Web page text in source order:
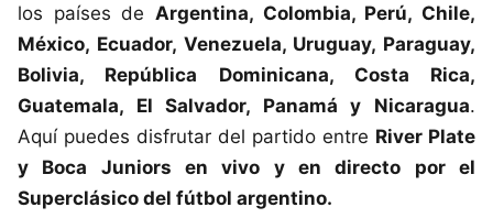
los países de Argentina, Colombia, Perú, Chile,
México, Ecuador, Venezuela, Uruguay, Paraguay,
Bolivia, República Dominicana, Costa Rica,
Guatemala, El Salvador, Panamá y Nicaragua.
Aquí puedes disfrutar del partido entre River Plate
y Boca Juniors en vivo y en directo por el
Superclásico del fútbol argentino.